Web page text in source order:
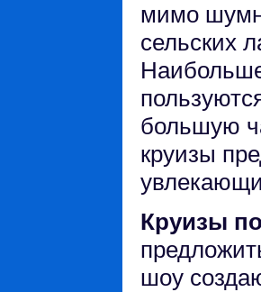
мимо
сельских
большую
круизы
Круизы
шоу